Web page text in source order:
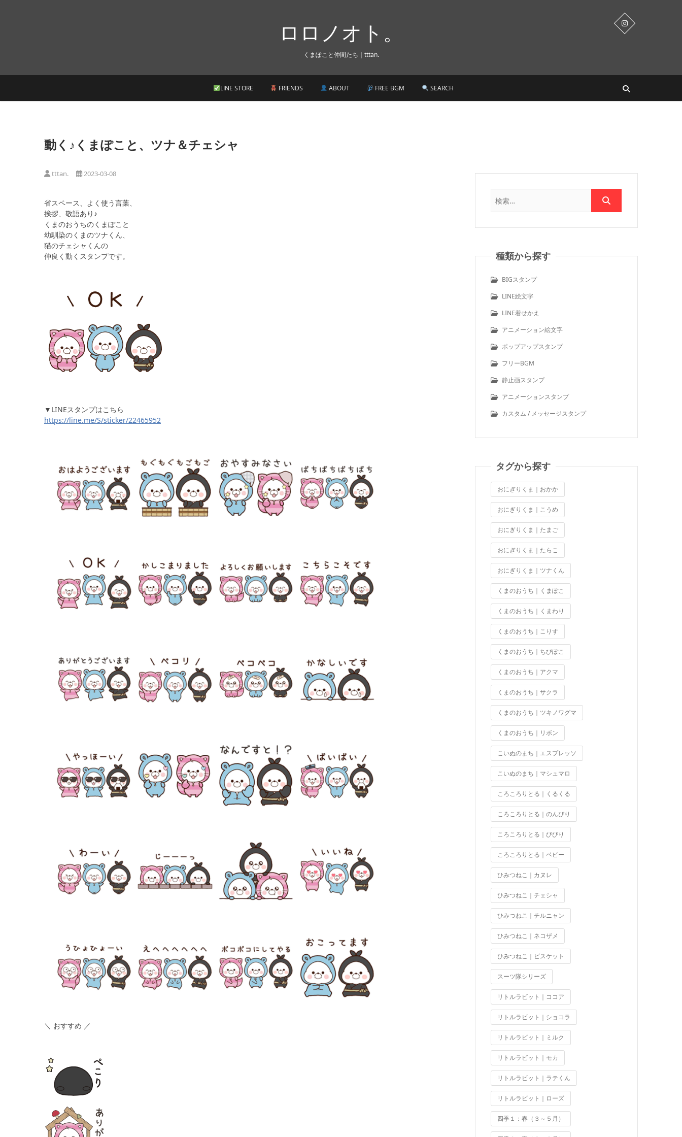
ロロノオト。
くまぽこと仲間たち｜tttan.
LINE STORE FRIENDS ABOUT FREE BGM SEARCH
動く♪くまぽこと、ツナ＆チェシャ
tttan. 2023-03-08
省スペース、よく使う言葉、
挨拶、敬語あり♪
くまのおうちのくまぽこと
幼馴染のくまのツナくん、
猫のチェシャくんの
仲良く動くスタンプです。
▼LINEスタンプはこちら
https://line.me/S/sticker/22465952
＼ おすすめ ／
種類から探す
BIGスタンプ
LINE絵文字
LINE着せかえ
アニメーション絵文字
ポップアップスタンプ
フリーBGM
静止画スタンプ
アニメーションスタンプ
カスタム / メッセージスタンプ
タグから探す
おにぎりくま｜おかか
おにぎりくま｜こうめ
おにぎりくま｜たまご
おにぎりくま｜たらこ
おにぎりくま｜ツナくん
くまのおうち｜くまぽこ
くまのおうち｜くまわり
くまのおうち｜こりす
くまのおうち｜ちびぽこ
くまのおうち｜アクマ
くまのおうち｜サクラ
くまのおうち｜ツキノワグマ
くまのおうち｜リボン
こいぬのまち｜エスプレッソ
こいぬのまち｜マシュマロ
ころころりとる｜くるくる
ころころりとる｜のんびり
ころころりとる｜びびり
ころころりとる｜ベビー
ひみつねこ｜カヌレ
ひみつねこ｜チェシャ
ひみつねこ｜チルニャン
ひみつねこ｜ネコザメ
ひみつねこ｜ビスケット
スーツ隊シリーズ
リトルラビット｜ココア
リトルラビット｜ショコラ
リトルラビット｜ミルク
リトルラビット｜モカ
リトルラビット｜ラテくん
リトルラビット｜ローズ
四季１：春（３～５月）